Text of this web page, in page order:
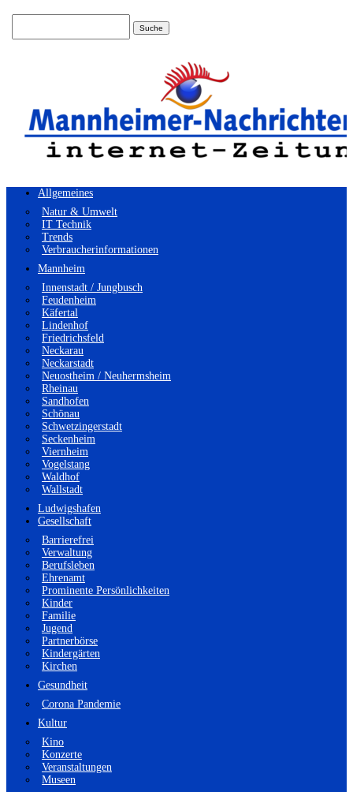
Allgemeines
Natur & Umwelt
IT Technik
Trends
Verbraucherinformationen
Mannheim
Innenstadt / Jungbusch
Feudenheim
Käfertal
Lindenhof
Friedrichsfeld
Neckarau
Neckarstadt
Neuostheim / Neuhermsheim
Rheinau
Sandhofen
Schönau
Schwetzingerstadt
Seckenheim
Viernheim
Vogelstang
Waldhof
Wallstadt
Ludwigshafen
Gesellschaft
Barrierefrei
Verwaltung
Berufsleben
Ehrenamt
Prominente Persönlichkeiten
Kinder
Familie
Jugend
Partnerbörse
Kindergärten
Kirchen
Gesundheit
Corona Pandemie
Kultur
Kino
Konzerte
Veranstaltungen
Museen